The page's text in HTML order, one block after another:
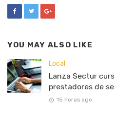
YOU MAY ALSO LIKE
Local
Lanza Sectur
prestadores de
15 horas ago